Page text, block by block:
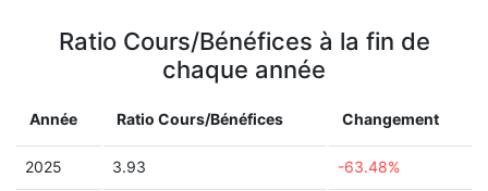
Ratio Cours/Bénéfices à la fin de
chaque année
Année Ratio Cours/Bénéfices Changement
2025 3.93 -63.48%